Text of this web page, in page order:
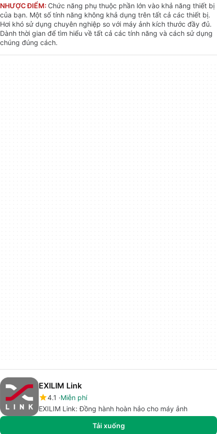
NHƯỢC ĐIỂM: Chức năng phụ thuộc phần lớn vào khả năng thiết bị
của bạn. Một số tính năng không khả dụng trên tất cả các thiết bị.
Hơi khó sử dụng chuyên nghiệp so với máy ảnh kích thước đầy đủ.
Dành thời gian để tìm hiểu về tất cả các tính năng và cách sử dụng
chúng đúng cách.
EXILIM Link
4.1
Miễn phí
EXILIM Link: Đồng hành hoàn hảo cho máy ảnh
Tải xuống